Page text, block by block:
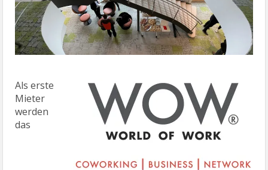
Als erste
Mieter
werden
das